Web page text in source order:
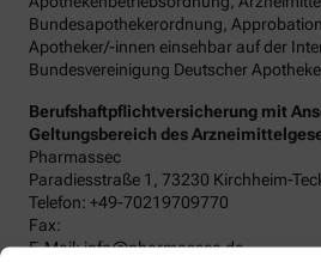
Bundesapothekerordnung,
Apotheker/-innen einsehbar auf der
Bundesvereinigung Deutscher
Berufshaftpflichtversicherung mit
Geltungsbereich des
Pharmassec
Paradiesstraße 1, 73230 Kirchheim-
Telefon: +49-70219709770
Fax:
E-Mail: info@pharmassec.de